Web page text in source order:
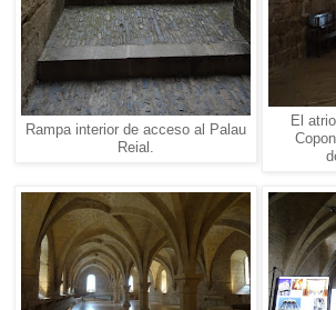
Rampa interior de acceso al Palau
Reial.
El